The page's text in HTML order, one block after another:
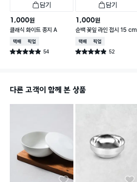
담기
1,000원
클래식 화이트 종지 A
택배배송매장픽업
별점 4.9점 54
건 작성
담기
1,000원
순백 꽃잎 라인 접시 15 cm
택배배송매장픽업
별점 4.9점 52
건 작성
다른 고객이 함께 본 상품